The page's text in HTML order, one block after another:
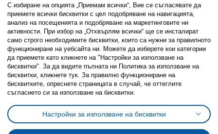
Последвайте ни:
FacebookTwitterYoutubePinterestInstagram
Политика за използване на бисквитки (Cookies)
Избор на настройки за използване на бисквитки
Условия за ползване на ikea.bgОбща политика за личните данни
Политика за защита на личните данни на ikea.bg
С избиране на опцията „Приемам всички“, Вие се съгласявате да
приемете всички бисквитки с цел подобряване на навигацията,
анализ на посещенията и подобряване на маркетинговите ни
активности. При избор на „Отхвърлям всички“ ще се инсталират
само строго необходимитe бисквитки, които са нужни за правилното
функциониране на уебсайта ни. Можете да изберете кои категории
да приемете като кликнете на "Настройки за използване на
бисквитки". За да видите пълната ни Политика за използване на
бисквитки, кликнете тук. За правилно функциониране на
бисквитките, опреснете страницата в случай, че оттеглите
съгласието си за използване на бисквитки.
Настройки за използване на бисквитки